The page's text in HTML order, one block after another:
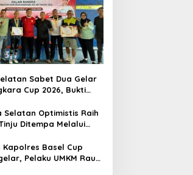
Sabet Dua Gelar
Cup 2026, Bukti
Selatan Optimistis Raih
Ditempa Melalui
Kapolres Basel Cup
Pelaku UMKM Raup